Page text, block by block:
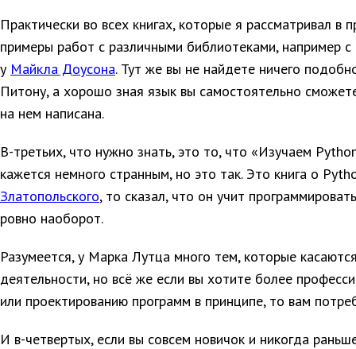
Практически во всех книгах, которые я рассматривал
примеры работ с различными библиотеками, например
у Майкла Доусона. Тут же вы не найдете ничего
Питону, а хорошо зная язык вы самостоятельно
на нем написана.
В-третьих, что нужно знать, это то, что «Изучаем
кажется немного странным, но это так. Это книга о
Златопольского, то сказал, что он учит
ровно наоборот.
Разумеется, у Марка Лутца много тем, которые
деятельности, но всё же если вы хотите более
или проектированию программ в принципе, то вам
И в-четвертых, если вы совсем новичок и никогда